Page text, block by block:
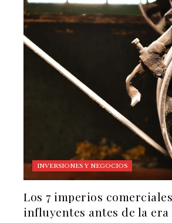
INVERSIONES Y NEGOCIOS
Los 7 imperios
influyentes antes de la